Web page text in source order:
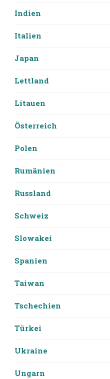
Indien
Italien
Japan
Lettland
Litauen
Österreich
Polen
Rumänien
Russland
Schweiz
Slowakei
Spanien
Taiwan
Tschechien
Türkei
Ukraine
Ungarn